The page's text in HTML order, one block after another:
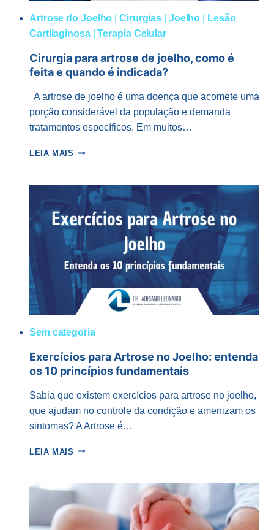
Artrose do Joelho |Cirurgias Joelho
Lesão
Cartilaginosa|Terapia Celular
Cirurgia para artrose de joelho, como é
feita e quando é indicada?
A artrose de joelho é uma doença que acomete uma
porção considerável da população e demanda
tratamentos específicos. Em muitos…
LEIA MAIS CIRURGIA
DE
JOELHO,
COMO
É
FEITA
E
QUANDO
É
INDICADA?
Sem categoria
Exercícios para Artrose no Joelho: entenda
os 10 princípios fundamentais
Sabia que existem exercícios para artrose no joelho,
que ajudam no controle da condição e amenizam os
sintomas? A Artrose é…
LEIA MAIS EXERCÍCIOS
NO
ENTENDA
OS